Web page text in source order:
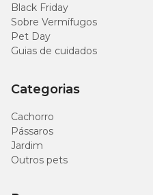
Black Friday
Sobre Vermífugos
Pet Day
Guias de cuidados
Categorias
Cachorro
Pássaros
Jardim
Outros pets